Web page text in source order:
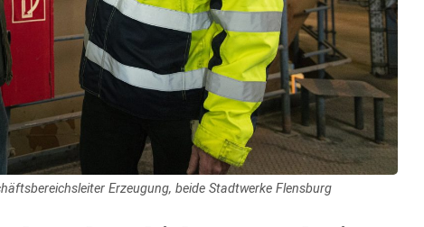
Erzeugung, beide Stadtwerke Flensburg